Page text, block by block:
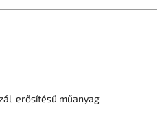
erősítésű műanyag